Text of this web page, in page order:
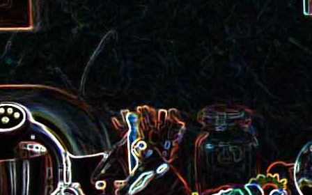
roquette et aux graines de
courge Smoothie aux kiwis et à
mangue